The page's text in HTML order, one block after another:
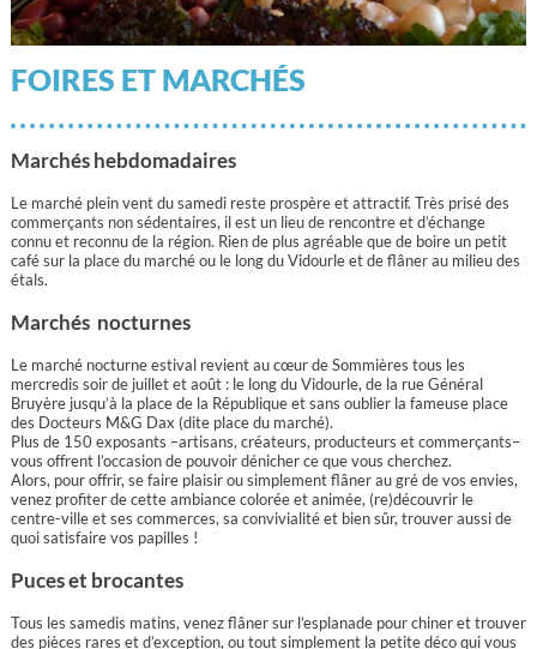
FOIRES ET MARCHÉS
Marchés hebdomadaires
Le marché plein vent du samedi reste prospère et attractif. Très prisé des
commerçants non sédentaires, il est un lieu de rencontre et d’échange
connu et reconnu de la région. Rien de plus agréable que de boire un petit
café sur la place du marché ou le long du Vidourle et de flâner au milieu des
étals.
Marchés nocturnes
Le marché nocturne estival revient au cœur de Sommières tous les
mercredis soir de juillet et août : le long du Vidourle, de la rue Général
Bruyère jusqu’à la place de la République et sans oublier la fameuse place
des Docteurs M&G Dax (dite place du marché).
Plus de 150 exposants –artisans, créateurs, producteurs et commerçants–
vous offrent l’occasion de pouvoir dénicher ce que vous cherchez.
Alors, pour offrir, se faire plaisir ou simplement flâner au gré de vos envies,
venez profiter de cette ambiance colorée et animée, (re)découvrir le
centre-ville et ses commerces, sa convivialité et bien sûr, trouver aussi de
quoi satisfaire vos papilles !
Puces et brocantes
Tous les samedis matins, venez flâner sur l’esplanade pour chiner et trouver
des pièces rares et d’exception, ou tout simplement la petite déco qui vous